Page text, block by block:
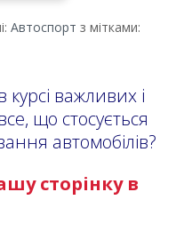
Автоспорт з мітками:
важливих і
що стосується
автомобілів?
сторінку в